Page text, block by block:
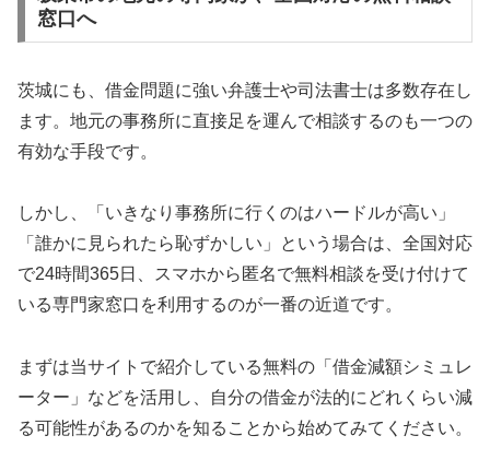
窓口へ
茨城にも、借金問題に強い弁護士や司法書士は多数存在し
ます。地元の事務所に直接足を運んで相談するのも一つの
有効な手段です。
しかし、「いきなり事務所に行くのはハードルが高い」
「誰かに見られたら恥ずかしい」という場合は、全国対応
で24時間365日、スマホから匿名で無料相談を受け付けて
いる専門家窓口を利用するのが一番の近道です。
まずは当サイトで紹介している無料の「借金減額シミュレ
ーター」などを活用し、自分の借金が法的にどれくらい減
る可能性があるのかを知ることから始めてみてください。